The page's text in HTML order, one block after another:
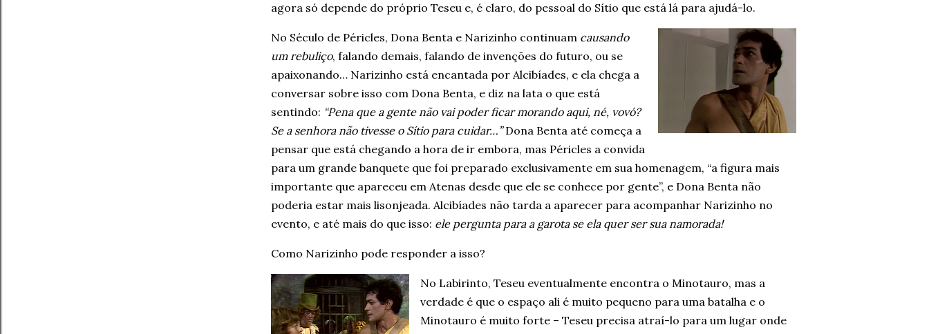
agora só depende do próprio Teseu e, é claro, do pessoal do Sítio que está lá para ajudá-lo.
No Século de Péricles, Dona Benta e Narizinho continuam causando
um rebuliço, falando demais, falando de invenções do futuro, ou se
apaixonando… Narizinho está encantada por Alcibíades, e ela chega a
conversar sobre isso com Dona Benta, e diz na lata o que está
sentindo: “Pena que a gente não vai poder ficar morando aqui, né, vovó?
Se a senhora não tivesse o Sítio para cuidar…”Dona Benta até começa a
pensar que está chegando a hora de ir embora, mas Péricles a convida
para um grande banquete que foi preparado exclusivamente em sua homenagem, “a figura mais
importante que apareceu em Atenas desde que ele se conhece por gente”, e Dona Benta não
poderia estar mais lisonjeada. Alcibíades não tarda a aparecer para acompanhar Narizinho no
evento, e até mais do que isso: ele pergunta para a garota se ela quer ser sua namorada!
Como Narizinho pode responder a isso?
No Labirinto, Teseu eventualmente encontra o Minotauro, mas a
verdade é que o espaço ali é muito pequeno para uma batalha e o
Minotauro é muito forte – Teseu precisa atraí-lo para um lugar onde